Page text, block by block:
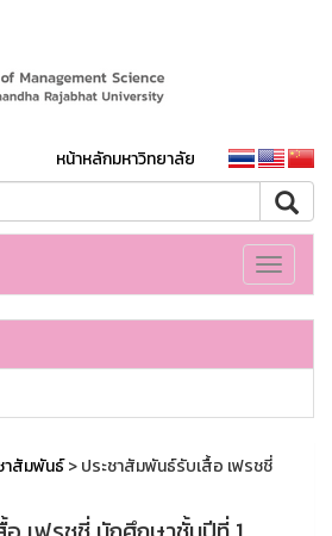
หน้าหลักมหาวิทยาลัย
Toggle
าสัมพันธ์> ประชาสัมพันธ์รับเสื้อ เฟรชชี่